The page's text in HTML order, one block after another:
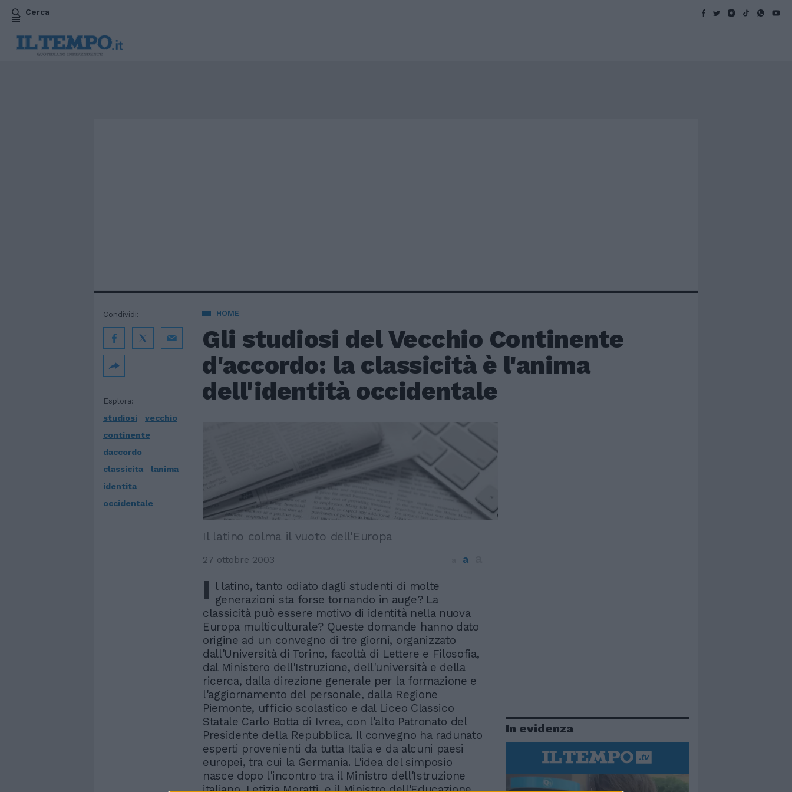
Cerca
HOME
Gli studiosi del Vecchio Continente
d'accordo: la classicità è l'anima
dell'identità occidentale
Esplora:
studiosi
vecchio
continente
daccordo
classicita
lanima
identita
occidentale
Condividi:
Il latino colma il vuoto dell'Europa
27 ottobre 2003 a
I l latino, tanto odiato dagli studenti di molte
generazioni sta forse tornando in auge? La
classicità può essere motivo di identità nella nuova
Europa multiculturale? Queste domande hanno dato
origine ad un convegno di tre giorni, organizzato
dall'Università di Torino, facoltà di Lettere e Filosofia,
dal Ministero dell'Istruzione, dell'università e della
ricerca, dalla direzione generale per la formazione e
l'aggiornamento del personale, dalla Regione
Piemonte, ufficio scolastico e dal Liceo Classico
Statale Carlo Botta di Ivrea, con l'alto Patronato del
Presidente della Repubblica. Il convegno ha radunato
esperti provenienti da tutta Italia e da alcuni paesi
europei, tra cui la Germania. L'idea del simposio
nasce dopo l'incontro tra il Ministro dell'Istruzione
italiano, Letizia Moratti, e il Ministro dell'Educazione
In evidenza